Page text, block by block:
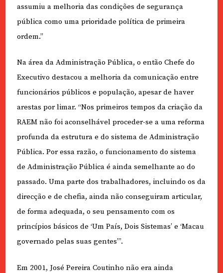
assumiu a melhoria das condições de segurança
pública como uma prioridade política de primeira
ordem.”
Na área da Administração Pública, o então Chefe do
Executivo destacou a melhoria da comunicação entre
funcionários públicos e população, apesar de haver
arestas por limar. “Nos primeiros tempos da criação da
RAEM não foi aconselhável proceder-se a uma reforma
profunda da estrutura e do sistema de Administração
Pública. Por essa razão, o funcionamento do sistema
de Administração Pública é ainda semelhante ao do
passado. Uma parte dos trabalhadores, incluindo os da
direcção e de chefia, ainda não conseguiram articular,
de forma adequada, o seu pensamento com os
princípios básicos de ‘Um País, Dois Sistemas’ e ‘Macau
governado pelas suas gentes’”.
Em 2001, José Pereira Coutinho não era ainda